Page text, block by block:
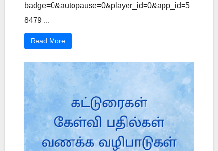
badge=0&autopause=0&player_id=0&app_id=5
8479 ...
Read More